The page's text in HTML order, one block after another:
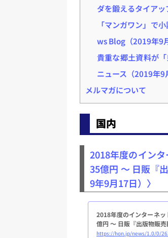
ダを鍛えるタイア
「マンガワン」で
ws Blog（2019年9
貴重な郷土資料が
ニュース（2019年9
メルマガについて
国内
2018年度のイン
35億円 ～ 日販『
9年9月17日）〉
2018年度のインターネ
億円 ～ 日販『出版物販
https://hon.jp/news/1.0/0/